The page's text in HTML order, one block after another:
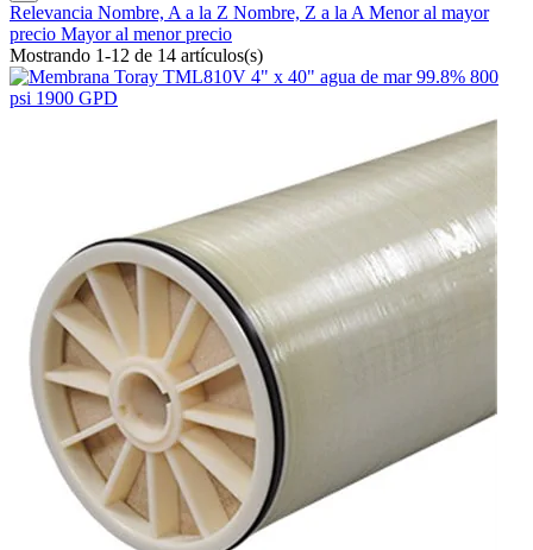
Relevancia Nombre, A a la Z Nombre, Z a la AMenor al mayor
precio Mayor al menor precio
Mostrando 1-12 de 14 artículos(s)